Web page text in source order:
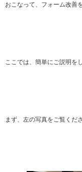
おこなって、フォーム改善
ここでは、簡単にご説明を
まず、左の写真をご覧くださ